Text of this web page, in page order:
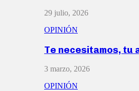
29 julio, 2026
OPINIÓN
Te necesitamos, tu
3 marzo, 2026
OPINIÓN